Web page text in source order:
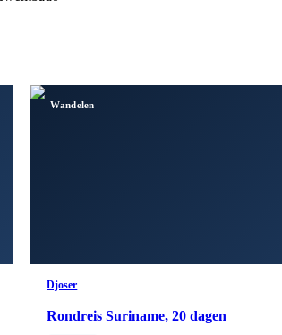
Wandelen
Djoser
Rondreis Suriname, 20 dagen